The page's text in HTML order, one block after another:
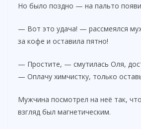
Но было поздно — на пальто
— Вот это удача! — рассмеялся
за кофе и оставила пятно!
— Простите, — смутилась Оля,
— Оплачу химчистку, только
Мужчина посмотрел на неё так,
взгляд был магнетическим.